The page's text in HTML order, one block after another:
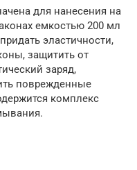
для нанесения на
емкостью 200 мл
эластичности,
защитить от
заряд,
поврежденные
комплекс